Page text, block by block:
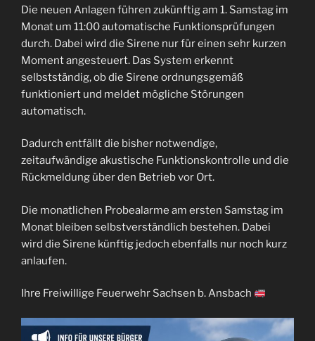
Die neuen Anlagen führen zukünftig am 1. Samstag im
Monat um 11:00 automatische Funktionsprüfungen
durch. Dabei wird die Sirene nur für einen sehr kurzen
Moment angesteuert. Das System erkennt
selbstständig, ob die Sirene ordnungsgemäß
funktioniert und meldet mögliche Störungen
automatisch.
Dadurch entfällt die bisher notwendige,
zeitaufwändige akustische Funktionskontrolle und die
Rückmeldung über den Betrieb vor Ort.
Die monatlichen Probealarme am ersten Samstag im
Monat bleiben selbstverständlich bestehen. Dabei
wird die Sirene künftig jedoch ebenfalls nur noch kurz
anlaufen.
Ihre Freiwillige Feuerwehr Sachsen b. Ansbach